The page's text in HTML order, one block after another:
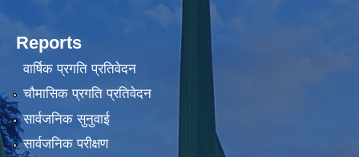
Reports
वार्षिक प्रगति प्रतिवेदन
चौमासिक प्रगति प्रतिवेदन
सार्वजनिक सुनुवाई
सार्वजनिक परीक्षण